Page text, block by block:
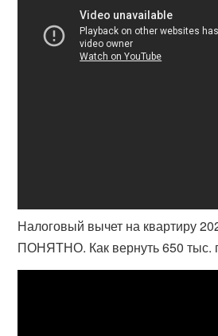
Налоговый вычет на квартиру
ПОНЯТНО. Как вернуть 650 тыс.